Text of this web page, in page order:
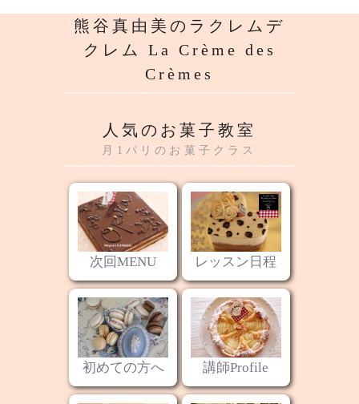
熊谷真由美のラクレムデ
クレム La Crème des
Crèmes
人気のお菓子教室
月1パリのお菓子クラス
次回MENU レッスン日程
初めての方へ 講師Profile